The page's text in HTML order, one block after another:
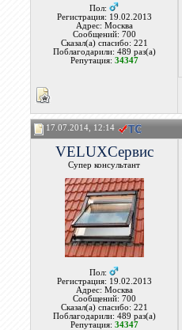
Пол:
Регистрация: 19.02.2013
Адрес: Москва
Сообщений: 700
Сказал(а) спасибо: 221
Поблагодарили: 489 раз(а)
Репутация: 34347
17.07.2014, 12:14
VELUXСервис
Супер консультант
Пол:
Регистрация: 19.02.2013
Адрес: Москва
Сообщений: 700
Сказал(а) спасибо: 221
Поблагодарили: 489 раз(а)
Репутация: 34347